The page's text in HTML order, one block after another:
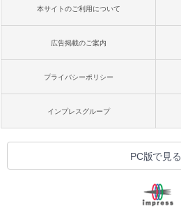
本サイトのご利用について
広告掲載のご案内
プライバシーポリシー
インプレスグループ
PC版で見る